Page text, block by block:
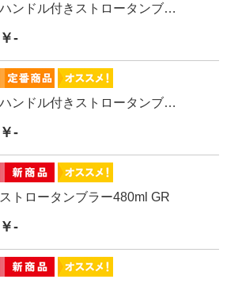
ハンドル付きストロータンブラーPI 880ml
￥-
ハンドル付きストロータンブラーGR 880ml
￥-
ストロータンブラー480ml GR
￥-